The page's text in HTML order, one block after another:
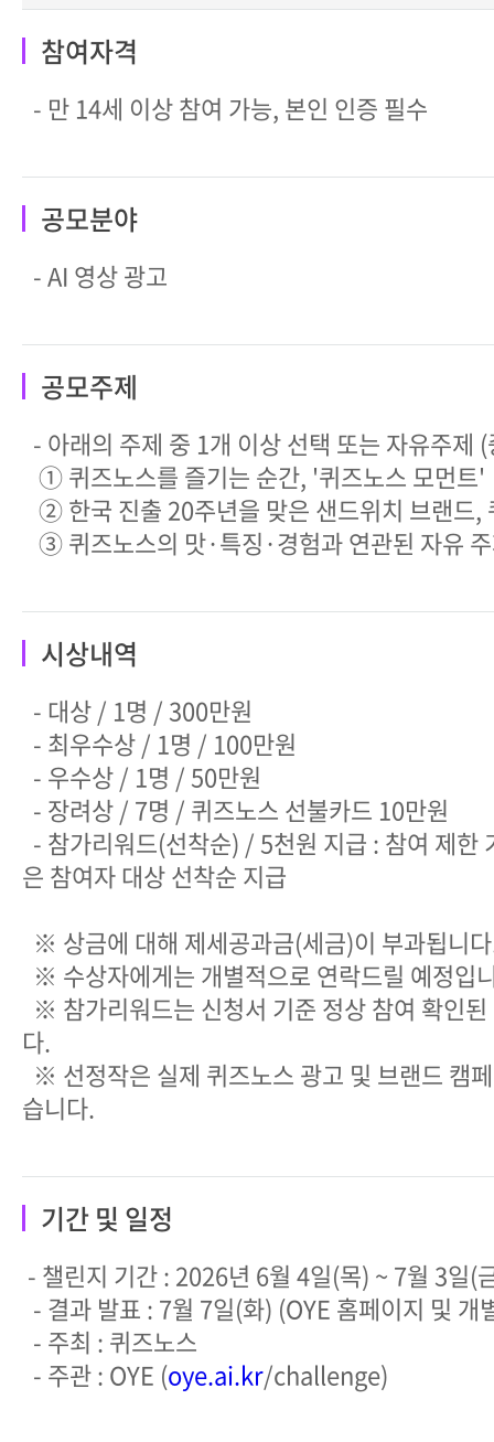
참여자격
- 만 14세 이상 참여 가능, 본인 인증 필수
공모분야
- AI 영상 광고
공모주제
- 아래의 주제 중 1개 이상 선택 또는 자유주제
① 퀴즈노스를 즐기는 순간, '퀴즈노스 모먼트'
② 한국 진출 20주년을 맞은 샌드위치 브랜드,
③ 퀴즈노스의 맛·특징·경험과 연관된 자유
시상내역
- 대상 / 1명 / 300만원
- 최우수상 / 1명 / 100만원
- 우수상 / 1명 / 50만원
- 장려상 / 7명 / 퀴즈노스 선불카드 10만원
- 참가리워드(선착순) / 5천원 지급 : 참여 제한
은 참여자 대상 선착순 지급
※ 상금에 대해 제세공과금(세금)이 부과됩니
※ 수상자에게는 개별적으로 연락드릴 예정입
※ 참가리워드는 신청서 기준 정상 참여 확인
다.
※ 선정작은 실제 퀴즈노스 광고 및 브랜드 캠
습니다.
기간 및 일정
- 챌린지 기간 : 2026년 6월 4일(목) ~ 7월 3일(
- 결과 발표 : 7월 7일(화) (OYE 홈페이지 및 개
- 주최 : 퀴즈노스
- 주관 : OYE (oye.ai.kr/challenge)